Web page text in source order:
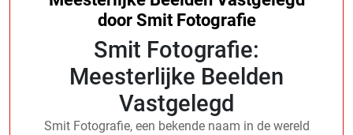
door Smit Fotografie
Smit Fotografie:
Meesterlijke Beelden
Vastgelegd
Smit Fotografie, een bekende naam in de wereld